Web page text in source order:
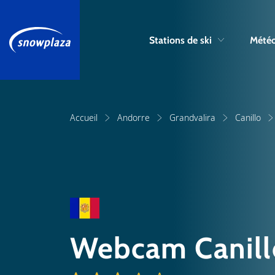
Stations de ski
Accueil Andorre Grandvalira Canillo
Webcam